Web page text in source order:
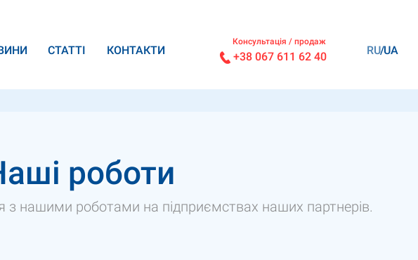
СТАТТІ КОНТАКТИ
Консультація / продаж
+38 067 611 62 40 RU UA
роботи
нашими роботами на підприємствах наших партнерів.